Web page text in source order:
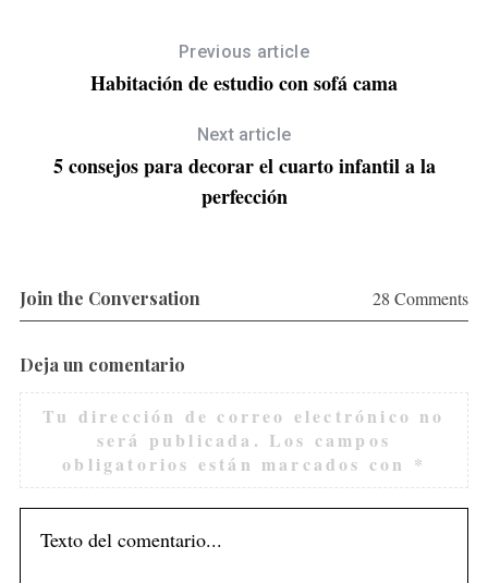
Previous article
Habitación de estudio con sofá cama
Next article
5 consejos para decorar el cuarto infantil a la
perfección
Join the Conversation 28 Comments
Deja un comentario
Tu dirección de correo electrónico no
será publicada. Los campos
obligatorios están marcados con *